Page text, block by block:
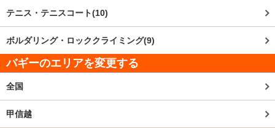
テニス・テニスコート(10)
ボルダリング・ロッククライミング(9)
バギーのエリアを変更する
全国
甲信越